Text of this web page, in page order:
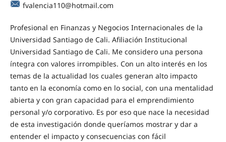
fvalencia110@hotmail.com
Profesional en Finanzas y Negocios Internacionales de la
Universidad Santiago de Cali. Afiliación Institucional
Universidad Santiago de Cali. Me considero una persona
íntegra con valores irrompibles. Con un alto interés en los
temas de la actualidad los cuales generan alto impacto
tanto en la economía como en lo social, con una mentalidad
abierta y con gran capacidad para el emprendimiento
personal y/o corporativo. Es por eso que nace la necesidad
de esta investigación donde queríamos mostrar y dar a
entender el impacto y consecuencias con fácil